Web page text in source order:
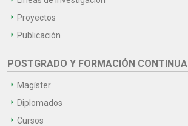
Proyectos
Publicación
POSTGRADO Y FORMACIÓN CONTINUA
Magíster
Diplomados
Cursos